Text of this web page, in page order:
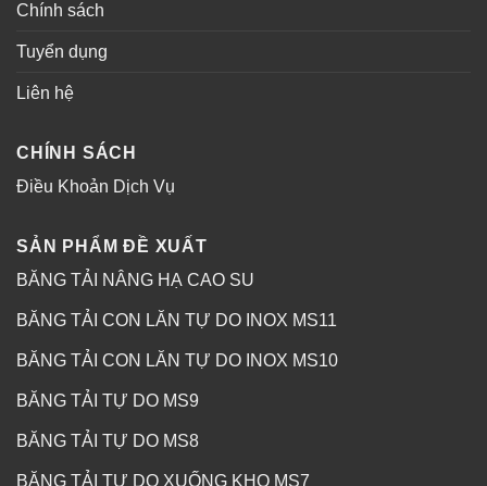
Chính sách
Tuyển dụng
Liên hệ
CHÍNH SÁCH
Điều Khoản Dịch Vụ
SẢN PHẨM ĐỀ XUẤT
BĂNG TẢI NÂNG HẠ CAO SU
BĂNG TẢI CON LĂN TỰ DO INOX MS11
BĂNG TẢI CON LĂN TỰ DO INOX MS10
BĂNG TẢI TỰ DO MS9
BĂNG TẢI TỰ DO MS8
BĂNG TẢI TỰ DO XUỐNG KHO MS7